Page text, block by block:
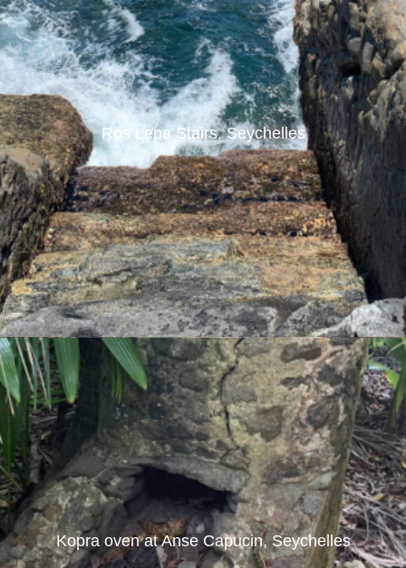
Ros Lepa Stairs, Seychelles
Kopra oven at Anse Capucin, Seychelles